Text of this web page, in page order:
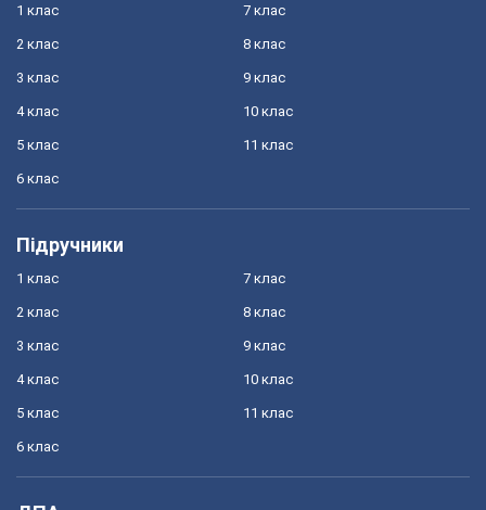
1 клас
2 клас
3 клас
4 клас
5 клас
6 клас
7 клас
8 клас
9 клас
10 клас
11 клас
Підручники
1 клас
2 клас
3 клас
4 клас
5 клас
6 клас
7 клас
8 клас
9 клас
10 клас
11 клас